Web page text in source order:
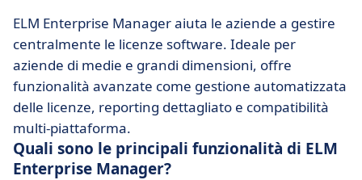
ELM Enterprise Manager aiuta le aziende a gestire
centralmente le licenze software. Ideale per
aziende di medie e grandi dimensioni, offre
funzionalità avanzate come gestione automatizzata
delle licenze, reporting dettagliato e compatibilità
multi-piattaforma.
Quali sono le principali funzionalità di ELM
Enterprise Manager?